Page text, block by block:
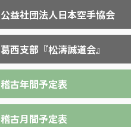
公益社団法人日本空手協会
葛西支部『松濤誠道会』
稽古年間予定表
稽古月間予定表